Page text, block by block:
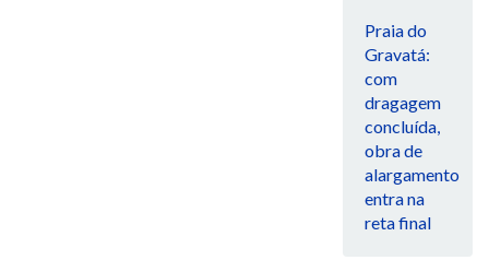
Praia do
Gravatá:
com
dragagem
concluída,
obra de
alargamento
entra na
reta final